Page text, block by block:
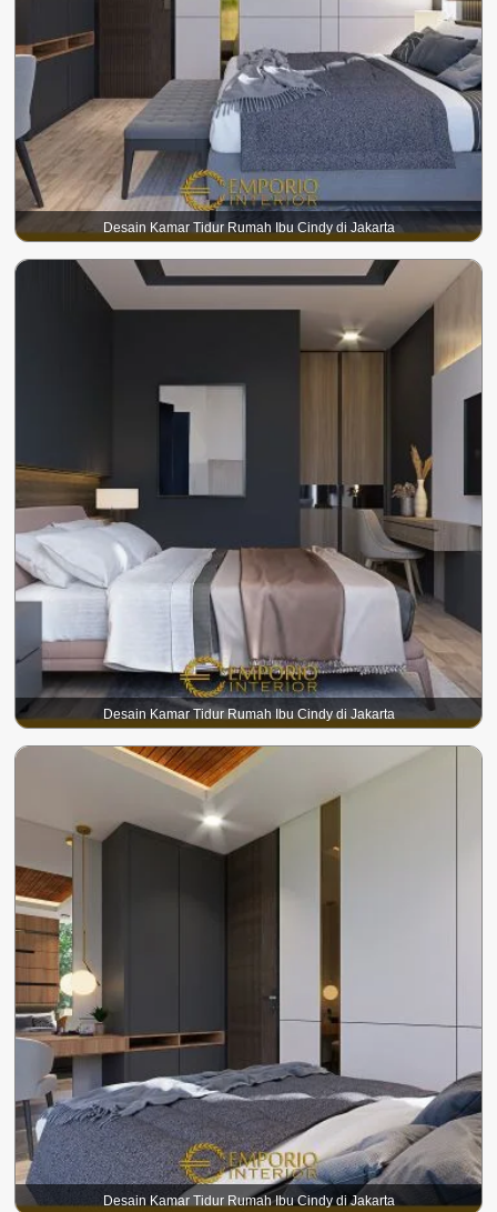
Desain Kamar Tidur Rumah Ibu Cindy di Jakarta
Desain Kamar Tidur Rumah Ibu Cindy di Jakarta
Desain Kamar Tidur Rumah Ibu Cindy di Jakarta